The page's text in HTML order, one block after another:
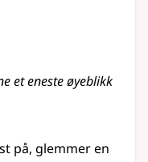
et eneste øyeblikk
på, glemmer en